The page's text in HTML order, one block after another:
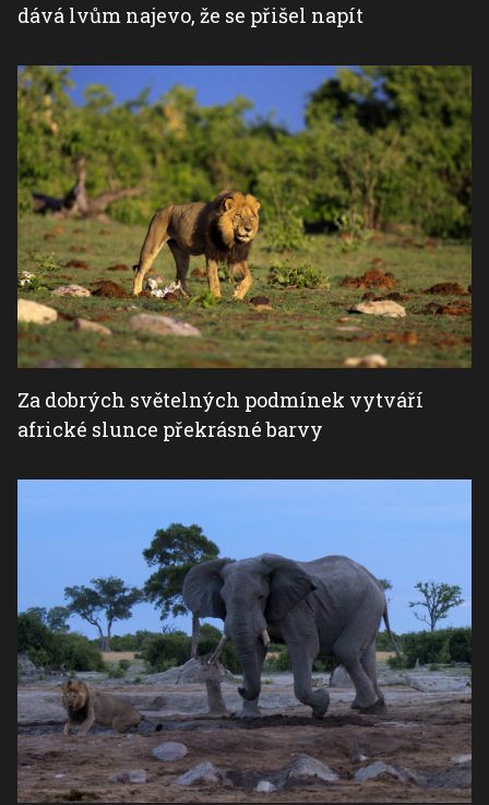
dává lvům najevo, že se přišel napít
Za dobrých světelných podmínek vytváří
africké slunce překrásné barvy